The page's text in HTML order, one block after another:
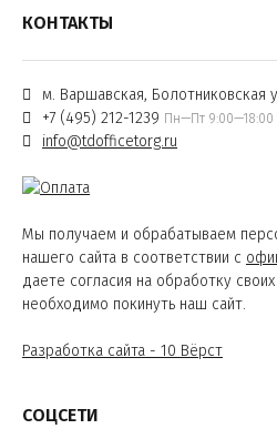
КОНТАКТЫ
м. Варшавская, Болотниковская
+7 (495) 212-1239 Пн—Пт 9:00—18:00
info@tdofficetorg.ru
Мы получаем и обрабатываем
нашего сайта в соответствии с
даете согласия на обработку
необходимо покинуть наш сайт.
Разработка сайта - 10 Вёрст
СОЦСЕТИ